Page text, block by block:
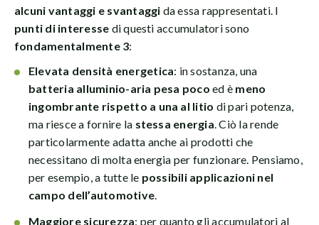
alcuni vantaggi e svantaggi da essa rappresentati. I
punti di interesse di questi accumulatori sono
fondamentalmente 3:
Elevata densità energetica: in sostanza, una
batteria alluminio-aria pesa poco ed è meno
ingombrante rispetto a una al litio di pari potenza,
ma riesce a fornire la stessa energia . Ciò la rende
particolarmente adatta anche ai prodotti che
necessitano di molta energia per funzionare. Pensiamo,
per esempio, a tutte le possibili applicazioni nel
campo dell’automotive
Maggiore sicurezza: per quanto gli accumulatori al